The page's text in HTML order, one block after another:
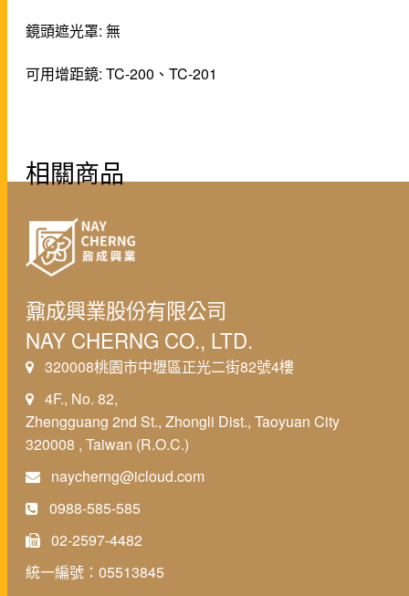
鏡頭遮光罩: 無
可用增距鏡: TC-200、TC-201
相關商品
鼐成興業股份有限公司
NAY CHERNG CO., LTD.
320008桃園市中壢區正光二街82號4樓
4F., No. 82,
Zhengguang 2nd St., Zhongli Dist., Taoyuan City
320008 , Taiwan (R.O.C.)
naycherng@icloud.com
0988-585-585
02-2597-4482
統一編號：05513845